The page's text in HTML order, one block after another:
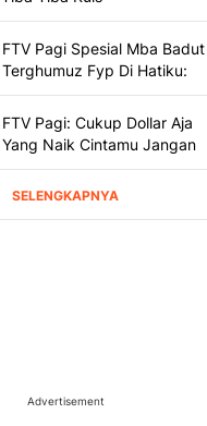
Advertisement